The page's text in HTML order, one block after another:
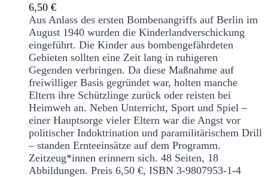
6,50 €
Aus Anlass des ersten Bombenangriffs auf Berlin im
August 1940 wurden die Kinderlandverschickung
eingeführt. Die Kinder aus bombengefährdeten
Gebieten sollten eine Zeit lang in ruhigeren
Gegenden verbringen. Da diese Maßnahme auf
freiwilliger Basis gegründet war, holten manche
Eltern ihre Schützlinge zurück oder reisten bei
Heimweh an. Neben Unterricht, Sport und Spiel –
einer Hauptsorge vieler Eltern war die Angst vor
politischer Indoktrination und paramilitärischem Drill
– standen Ernteeinsätze auf dem Programm.
Zeitzeug*innen erinnern sich. 48 Seiten, 18
Abbildungen. Preis 6,50 €, ISBN 3-9807953-1-4